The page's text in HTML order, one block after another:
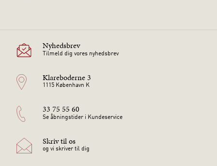
Nyhedsbrev
Tilmeld dig vores nyhedsbrev
Klareboderne 3
1115 København K
33 75 55 60
Se åbningstider i Kundeservice
Skriv til os
og vi skriver til dig